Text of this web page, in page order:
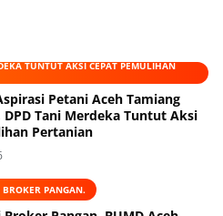
TUNTUT AKSI CEPAT PEMULIHAN
Petani Aceh Tamiang
DPD Tani Merdeka Tuntut Aksi
Pertanian
PANGAN.